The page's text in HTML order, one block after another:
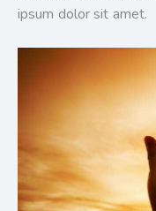
ipsum dolor sit amet.